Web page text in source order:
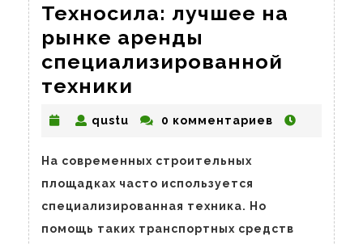
Техносила: лучшее на
рынке аренды
специализированной
техники
лучшее
на
рынке
аренды
техники
qustu qustu0 комментариев
На современных строительных
площадках часто используется
специализированная техника. Но
помощь таких транспортных средств